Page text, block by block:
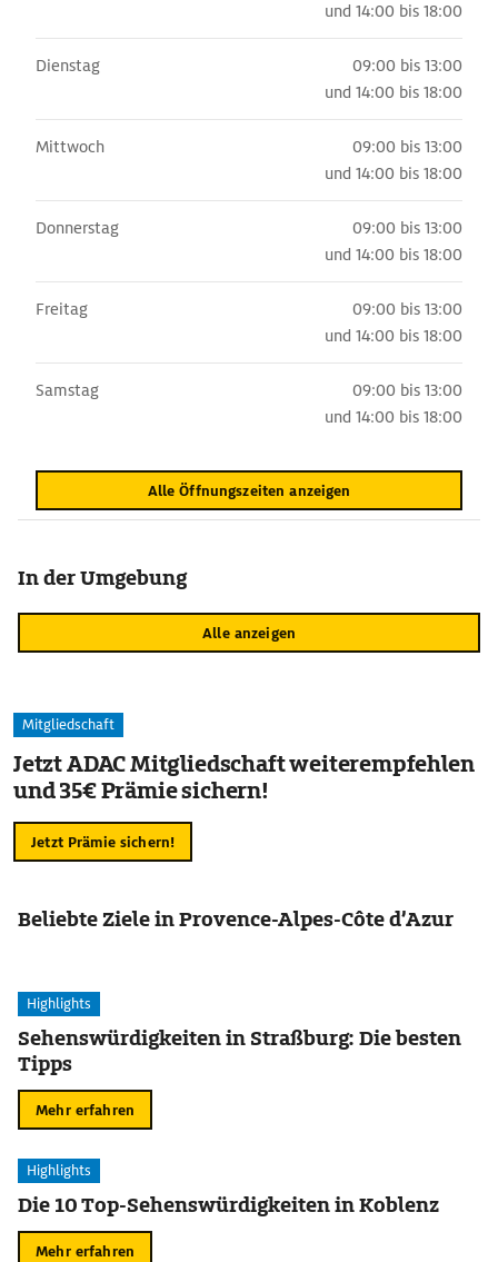
und 14:00 bis 18:00
Dienstag
09:00 bis 13:00
und 14:00 bis 18:00
Mittwoch
09:00 bis 13:00
und 14:00 bis 18:00
Donnerstag
09:00 bis 13:00
und 14:00 bis 18:00
Freitag
09:00 bis 13:00
und 14:00 bis 18:00
Samstag
09:00 bis 13:00
und 14:00 bis 18:00
Alle Öffnungszeiten anzeigen
In der Umgebung
Alle anzeigen
Mitgliedschaft
Jetzt ADAC Mitgliedschaft weiterempfehlen
und 35€ Prämie sichern!
Jetzt Prämie sichern!
Beliebte Ziele in Provence-Alpes-Côte d’Azur
Highlights
Sehenswürdigkeiten in Straßburg: Die besten
Tipps
Mehr erfahren
Highlights
Die 10 Top-Sehenswürdigkeiten in Koblenz
Mehr erfahren